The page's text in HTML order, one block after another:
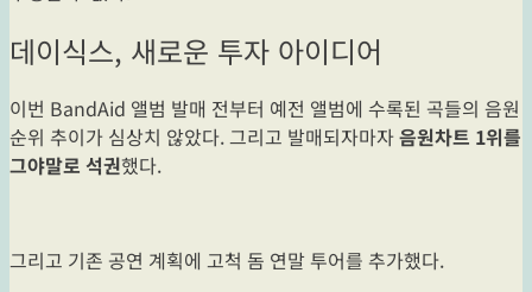
데이식스, 새로운 투자 아이디어
이번 BandAid 앨범 발매 전부터 예전 앨범에 수록된 곡들의 음원
순위 추이가 심상치 않았다. 그리고 발매되자마자음원차트 1위를
그야말로 석권했다.
그리고 기존 공연 계획에 고척 돔 연말 투어를 추가했다.